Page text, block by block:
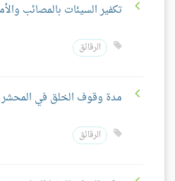
تكفير السيئات بالمصائب
الرقائق
مدة وقوف الخلق في المحشر
الرقائق